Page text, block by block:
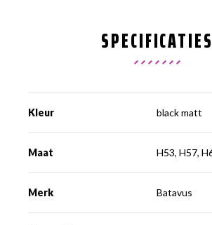
SPECIFICATIES
Kleur black matt
Maat H53, H57,
Merk Batavus